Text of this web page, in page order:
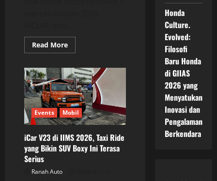
Read MoreRead
more
Resmi
Perkenalkan
Livery
Papaya
untuk
Mobil
F1
2026
Events Mobil
iCar V23 di IIMS 2026, Taxi Ride
yang Bikin SUV Boxy Ini Terasa
Serius
Ranah Auto
Honda
Culture.
Evolved:
Filosofi
Baru Honda
di GIIAS
2026 yang
Menyatukan
Inovasi dan
Pengalaman
Berkendara